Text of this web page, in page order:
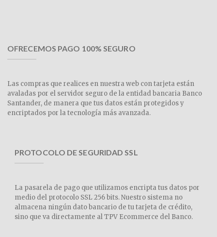
OFRECEMOS PAGO 100% SEGURO
Las compras que realices en nuestra web con tarjeta están
avaladas por el servidor seguro de la entidad bancaria Banco
Santander, de manera que tus datos están protegidos y
encriptados por la tecnología más avanzada.
PROTOCOLO DE SEGURIDAD SSL
La pasarela de pago que utilizamos encripta tus datos por
medio del protocolo SSL 256 bits. Nuestro sistema no
almacena ningún dato bancario de tu tarjeta de crédito,
sino que va directamente al TPV Ecommerce del Banco.